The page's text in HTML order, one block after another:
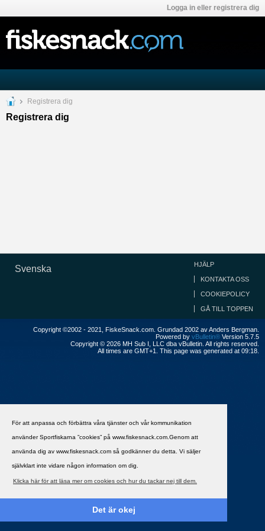
För att anpassa och förbättra våra tjänster och vår kommunikation
använder Sportfiskarna ”cookies” på www.fiskesnack.com.Genom att
använda dig av www.fiskesnack.com så godkänner du detta. Vi säljer
självklart inte vidare någon information om dig.
Klicka här för att läsa mer om cookies och hur du tackar nej till dem.
Det är okej
Logga in eller registrera dig
Registrera dig
Registrera dig
Svenska HJÄLP
KONTAKTA OSS
COOKIEPOLICY
GÅ TILL TOPPEN
Copyright ©2002 - 2021, FiskeSnack.com. Grundad 2002 av Anders Bergman.
Powered by vBulletin® Version 5.7.5
Copyright © 2026 MH Sub I, LLC dba vBulletin. All rights reserved.
All times are GMT+1. This page was generated at 09:18.